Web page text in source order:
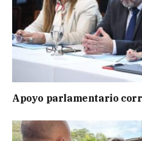
Apoyo parlamentario